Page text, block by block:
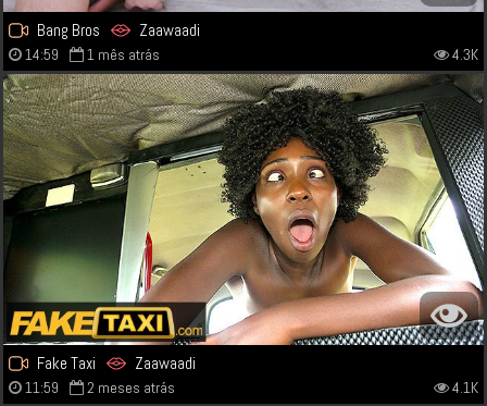
Bang Bros Zaawaadi
14:59 1 mês atrás 4.3K
Fake Taxi Zaawaadi
11:59 2 meses atrás 4.1K